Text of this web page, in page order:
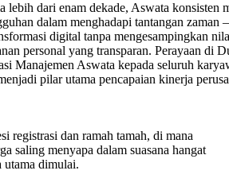
lebih dari enam dekade, Aswata konsisten
dalam menghadapi tantangan zaman
digital tanpa mengesampingkan
personal yang transparan. Perayaan di
Manajemen Aswata kepada seluruh
pilar utama pencapaian kinerja
registrasi dan ramah tamah, di mana
saling menyapa dalam suasana hangat
utama dimulai.